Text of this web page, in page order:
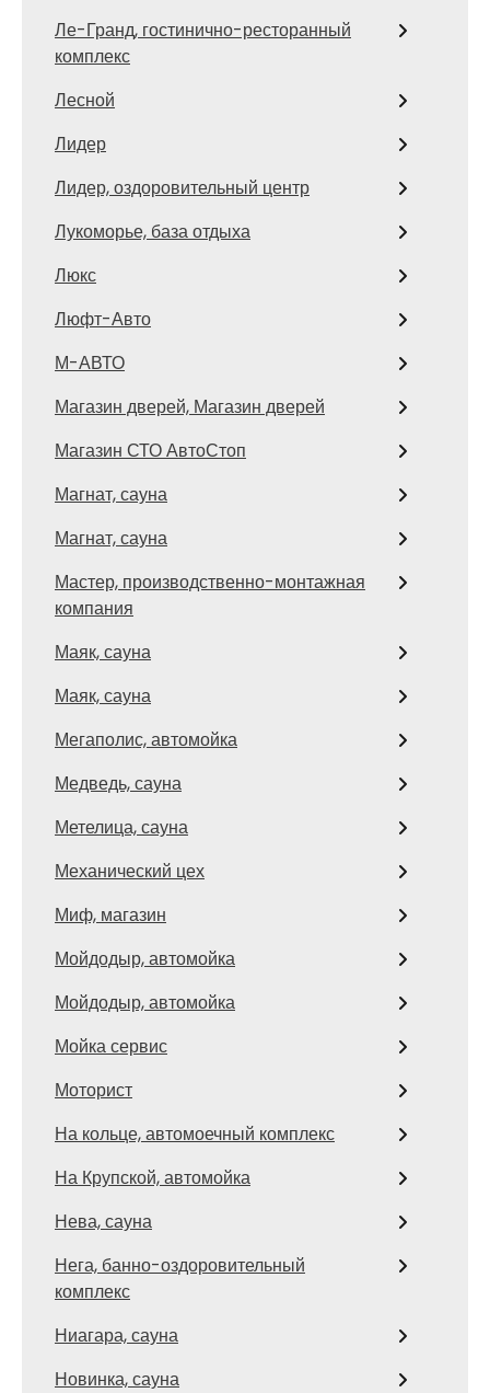
Ле-Гранд, гостинично-ресторанный
комплекс
Лесной
Лидер
Лидер, оздоровительный центр
Лукоморье, база отдыха
Люкс
Люфт-Авто
М-АВТО
Магазин дверей, Магазин дверей
Магазин СТО АвтоСтоп
Магнат, сауна
Магнат, сауна
Мастер, производственно-монтажная
компания
Маяк, сауна
Маяк, сауна
Мегаполис, автомойка
Медведь, сауна
Метелица, сауна
Механический цех
Миф, магазин
Мойдодыр, автомойка
Мойдодыр, автомойка
Мойка сервис
Моторист
На кольце, автомоечный комплекс
На Крупской, автомойка
Нева, сауна
Нега, банно-оздоровительный
комплекс
Ниагара, сауна
Новинка, сауна